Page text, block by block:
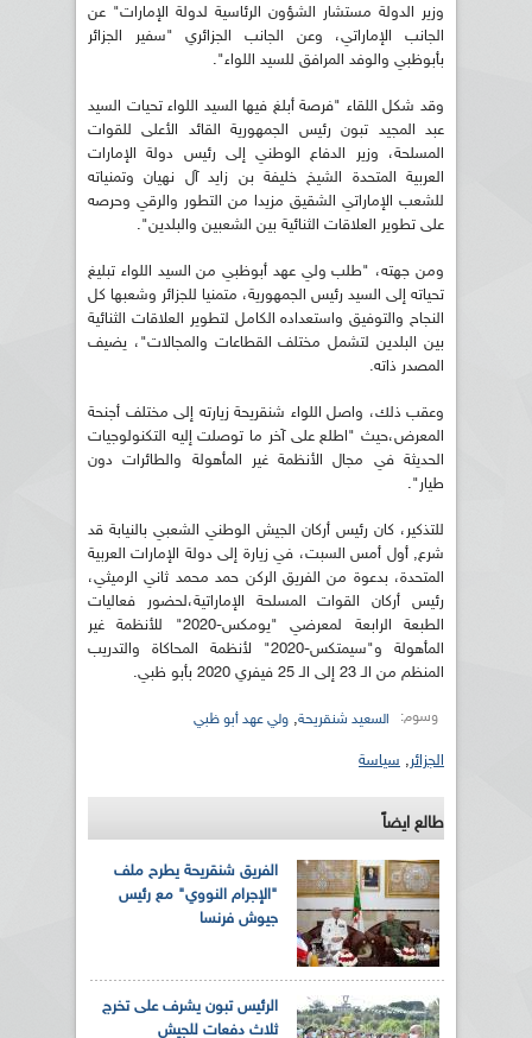
وزير الدولة مستشار الشؤون الرئاسية لدولة الإمارات" عن
الجانب الإماراتي، وعن الجانب الجزائري "سفير الجزائر
بأبوظبي والوفد المرافق للسيد اللواء".
وقد شكل اللقاء "فرصة أبلغ فيها السيد اللواء تحيات السيد
عبد المجيد تبون رئيس الجمهورية القائد الأعلى للقوات
المسلحة، وزير الدفاع الوطني إلى رئيس دولة الإمارات
العربية المتحدة الشيخ خليفة بن زايد آل نهيان وتمنياته
للشعب الإماراتي الشقيق مزيدا من التطور والرقي وحرصه
على تطوير العلاقات الثنائية بين الشعبين والبلدين".
ومن جهته، "طلب ولي عهد أبوظبي من السيد اللواء تبليغ
تحياته إلى السيد رئيس الجمهورية، متمنيا للجزائر وشعبها كل
النجاح والتوفيق واستعداده الكامل لتطوير العلاقات الثنائية
بين البلدين لتشمل مختلف القطاعات والمجالات"، يضيف
المصدر ذاته.
وعقب ذلك، واصل اللواء شنقريحة زيارته إلى مختلف أجنحة
المعرض،حيث "اطلع على آخر ما توصلت إليه التكنولوجيات
الحديثة في مجال الأنظمة غير المأهولة والطائرات دون
طيار".
للتذكير، كان رئيس أركان الجيش الوطني الشعبي بالنيابة قد
شرع, أول أمس السبت، في زيارة إلى دولة الإمارات العربية
المتحدة، بدعوة من الفريق الركن حمد محمد ثاني الرميثي،
رئيس أركان القوات المسلحة الإماراتية،لحضور فعاليات
الطبعة الرابعة لمعرضي "يومكس-2020" للأنظمة غير
المأهولة و"سيمتكس-2020" لأنظمة المحاكاة والتدريب
المنظم من الـ 23 إلى الـ 25 فيفري 2020 بأبو ظبي.
وسوم: السعيد شنقريحة, ولي عهد أبو ظبي
الجزائر, سياسة
طالع ايضاً
الفريق شنقريحة يطرح ملف
"الإجرام النووي" مع رئيس
جيوش فرنسا
الرئيس تبون يشرف على تخرج
ثلاث دفعات للجيش